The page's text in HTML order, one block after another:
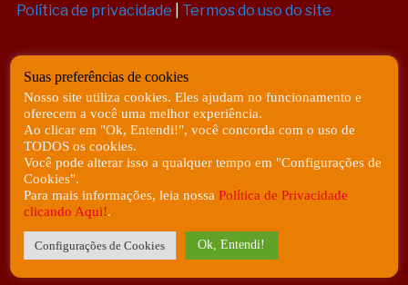
Política de privacidade Termos do uso do site
Copyright ©2026Internet de Todas as Coisas
Todos os Direitos Reservados
Desenvolvido com❤️
Suas preferências de cookies
Nosso site utiliza cookies. Eles ajudam no funcionamento e
oferecem a você uma melhor experiência.
Ao clicar em "Ok, Entendi!", você concorda com o uso de
TODOS os cookies.
Você pode alterar isso a qualquer tempo em "Configurações de
Cookies".
Para mais informações, leia nossaPolítica de Privacidade
clicando Aqui!.
Configurações de Cookies Ok, Entendi!